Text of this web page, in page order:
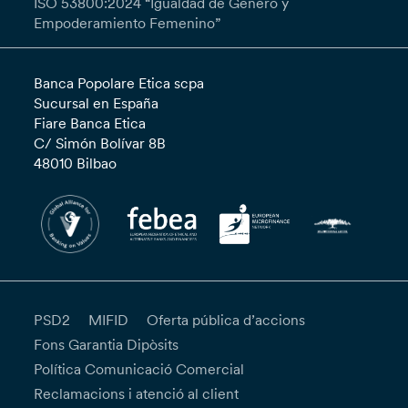
Dades: Dpo@bancaetica.com. Si desitges
denunciar una violació en el tractament de les
il·lícita de les teves dades personals en llistes de
correu o en la pàgina web del Banc), en podràs
presentar una reclamació formal davant
l'Oficina de Reclamacions - Servei d'Assessoria
Jurídica - Via N. Tommaseo, 7 - 35131 Pàdua -
conforme als Articles 15 i següents, el termini
per a respondre a la teva sol·licitud és d'un (1)
mes, prorrogable a dos (2) mesos en casos
especialment complexos; en aquests casos, el
Banc t'enviarà almenys una comunicació
informant-te que la teva sol·licitud ha estat
acceptada. Si consideres que el tractament de
les teves dades per part del Responsable del
mateix està infringint el RGPD, en pots
presentar una reclamació davant l'autoritat de
Empoderamiento Femenino”
Banca Popolare Etica scpa
Sucursal en España
Fiare Banca Etica
C/ Simón Bolívar 8B
48010 Bilbao
PSD2 MIFID
Oferta pública d’accions
Fons Garantia Dipòsits
Política Comunicació Comercial
Reclamacions i atenció al client